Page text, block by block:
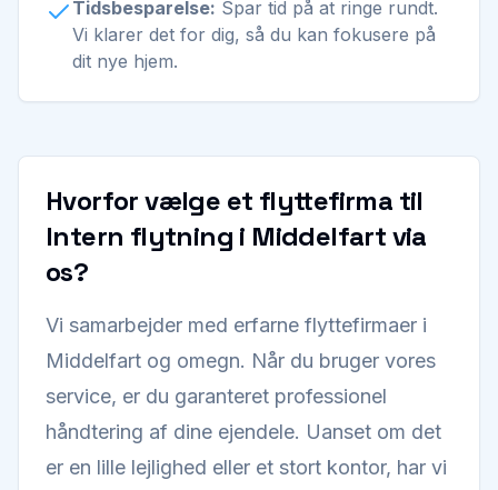
Tidsbesparelse: Spar tid på at ringe rundt.
Vi klarer det for dig, så du kan fokusere på
dit nye hjem.
Hvorfor vælge et flyttefirma til
Intern flytning i Middelfart via
os?
Vi samarbejder med erfarne flyttefirmaer i
Middelfart og omegn. Når du bruger vores
service, er du garanteret professionel
håndtering af dine ejendele. Uanset om det
er en lille lejlighed eller et stort kontor, har vi